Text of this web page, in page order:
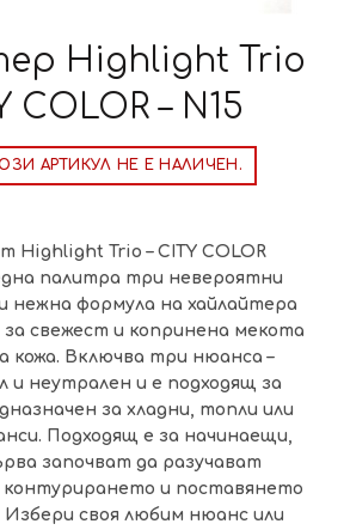
Highlight Trio
COLOR – N15
АРТИКУЛ НЕ Е НАЛИЧЕН.
Highlight Trio – CITY COLOR
палитра три невероятни
нежна формула на хайлайтера
свежест и копринена мекота
кожа. Включва три нюанса –
и неутрален и е подходящ за
за хладни, топли или
Подходящ е за начинаещи,
започват да разучават
и поставянето
Избери своя любим нюанс или